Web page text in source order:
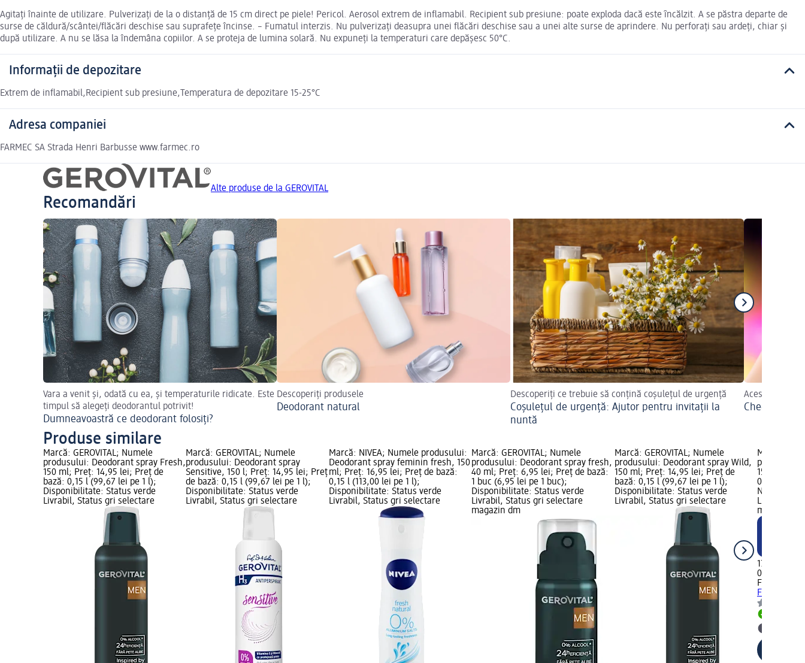
Agitați înainte de utilizare. Pulverizaţi de la o distanţă de 15 cm direct pe piele! Pericol. Aerosol extrem de inflamabil. Recipient sub presiune: poate exploda dacă este ȋncălzit. A se păstra departe de
surse de căldură/scântei/flăcări deschise sau suprafeţe încinse. – Fumatul interzis. Nu pulverizaţi deasupra unei flăcări deschise sau a unei alte surse de aprindere. Nu perforaţi sau ardeţi, chiar şi
după utilizare. A nu se lăsa la îndemâna copiilor. A se proteja de lumina solară. Nu expuneţi la temperaturi care depăşesc 50°C.
Informații de depozitare
Extrem de inflamabil,Recipient sub presiune,Temperatura de depozitare 15-25°C
Adresa companiei
FARMEC SA Strada Henri Barbusse www.farmec.ro
Alte produse de la GEROVITAL
Recomandări
Vara a venit și, odată cu ea, și temperaturile ridicate. Este
timpul să alegeți deodorantul potrivit!
Dumneavoastră ce deodorant folosiți?
Descoperiți produsele
Deodorant natural
Descoperiți ce trebuie să conțină coșulețul de urgență
Coșulețul de urgență: Ajutor pentru invitații la
nuntă
Aceste
Checklist
Produse similare
Marcă: GEROVITAL; Numele
produsului: Deodorant spray Fresh,
150 ml; Preț: 14,95 lei; Preț de
bază: 0,15 l (99,67 lei pe 1 l);
Disponibilitate: Status verde
Livrabil, Status gri selectare
Marcă: GEROVITAL; Numele
produsului: Deodorant spray
Sensitive, 150 l; Preț: 14,95 lei; Preț
de bază: 0,15 l (99,67 lei pe 1 l);
Disponibilitate: Status verde
Livrabil, Status gri selectare
Marcă: NIVEA; Numele produsului:
Deodorant spray feminin fresh, 150
ml; Preț: 16,95 lei; Preț de bază:
0,15 l (113,00 lei pe 1 l);
Disponibilitate: Status verde
Livrabil, Status gri selectare
Marcă: GEROVITAL; Numele
produsului: Deodorant spray fresh,
40 ml; Preț: 6,95 lei; Preț de bază:
1 buc (6,95 lei pe 1 buc);
Disponibilitate: Status verde
Livrabil, Status gri selectare
magazin dm
Marcă: GEROVITAL; Numele
produsului: Deodorant spray Wild,
150 ml; Preț: 14,95 lei; Preț de
bază: 0,15 l (99,67 lei pe 1 l);
Disponibilitate: Status verde
Livrabil, Status gri selectare
Marcă:
produsului:
150 ml;
0,15 l
NOU;
Livrabil,
magazin
17,15 lei
0,15 l
FELCE
Fresh, 150